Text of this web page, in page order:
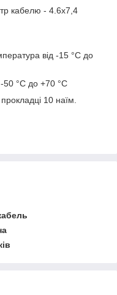
кабелю - 4.6х7,4
від -15 °C до
50 °C до +70 °C
10 наїм.